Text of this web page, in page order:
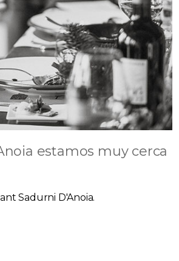
estamos muy cerca
Sadurni D'Anoia.